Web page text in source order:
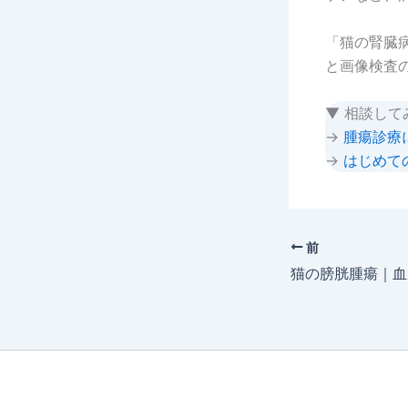
「猫の腎
と画像検査
▼ 相談して
→ 腫瘍診療
→ はじめて
前